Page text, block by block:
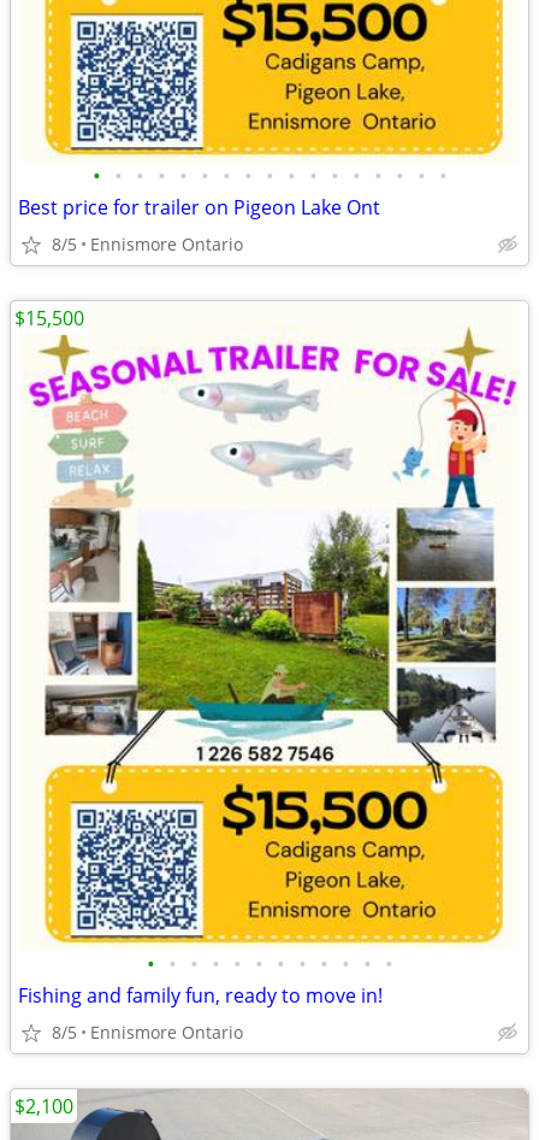
• • • • • • • • • • • • • • • • •
Best price for trailer on Pigeon Lake Ont
8/5 Ennismore Ontario
• • • • • • • • • • • •
Fishing and family fun, ready to move in!
8/5 Ennismore Ontario
$15,500
$2,100